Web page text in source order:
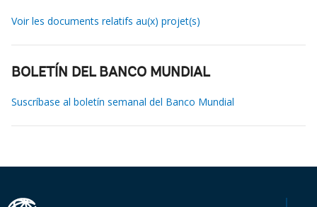
Voir les documents relatifs au(x) projet(s)
BOLETÍN DEL BANCO MUNDIAL
Suscríbase al boletín semanal del Banco Mundial